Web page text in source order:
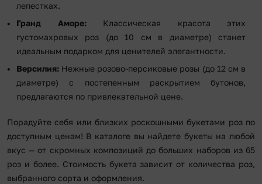
лепестках.
Гранд Аморе:Классическая красота этих
густомахровых роз (до 10 см в диаметре) станет
идеальным подарком для ценителей элегантности.
Версилия: Нежные розово-персиковые розы (до 12 см в
диаметре) с постепенным раскрытием бутонов,
предлагаются по привлекательной цене.
Порадуйте себя или близких роскошными букетами роз по
доступным ценам! В каталоге вы найдете букеты на любой
вкус — от скромных композиций до больших наборов из 65
роз и более. Стоимость букета зависит от количества роз,
выбранного сорта и оформления.